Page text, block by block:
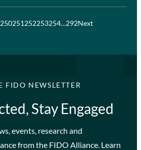
250251252253254…292Next
FIDO NEWSLETTER
Stay Engaged
events, research and
from the FIDO Alliance. Learn